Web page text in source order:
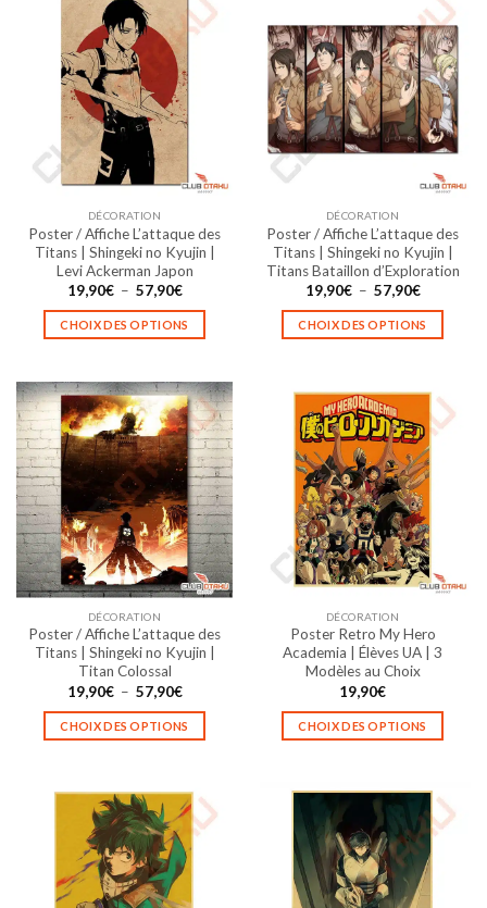
DÉCORATION
Poster / Affiche L’attaque des
Titans | Shingeki no Kyujin |
Levi Ackerman Japon
19,90€ – 57,90€Plage
prix :
19,90€
CHOIX DES OPTIONS
a
plusieurs
variations.
Les
options
peuvent
être
choisies
sur
la
page
du
produit
DÉCORATION
Poster / Affiche L’attaque des
Titans | Shingeki no Kyujin |
Titans Bataillon d’Exploration
19,90€ – 57,90€Plage
prix :
19,90€
CHOIX DES OPTIONS
a
plusieurs
variations.
Les
options
peuvent
être
choisies
sur
page
du
produit
DÉCORATION
Poster / Affiche L’attaque des
Titans | Shingeki no Kyujin |
Titan Colossal
19,90€ – 57,90€Plage
prix :
19,90€
CHOIX DES OPTIONS
a
plusieurs
variations.
Les
options
DÉCORATION
Poster Retro My Hero
Academia | Élèves UA | 3
Modèles au Choix
19,90€
CHOIX DES OPTIONS
a
plusieurs
variations.
Les
options